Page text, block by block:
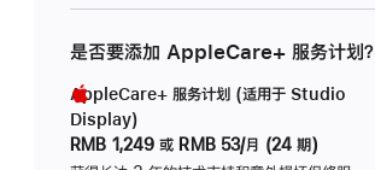
是否要添加 AppleCare+ 服务计划？
AppleCare+ 服务计划 (适用于 Studio
Display)
RMB 1,249 或 RMB 53/月 (24 期)